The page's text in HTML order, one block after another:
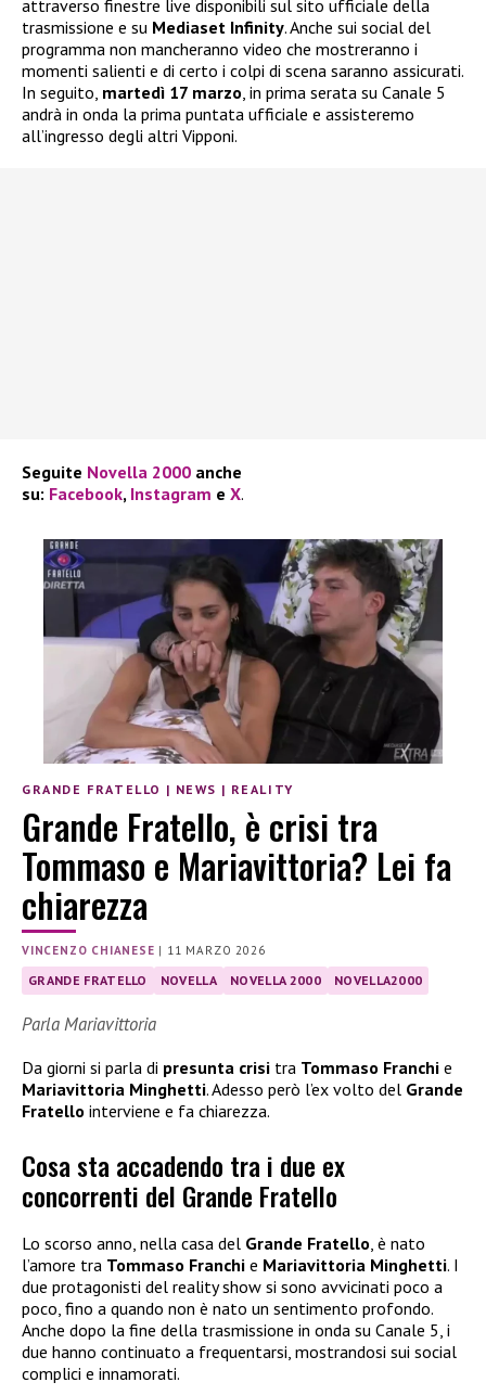
attraverso finestre live disponibili sul sito ufficiale della
trasmissione e su Mediaset Infinity. Anche sui social del
programma non mancheranno video che mostreranno i
momenti salienti e di certo i colpi di scena saranno assicurati.
In seguito, martedì 17 marzo , in prima serata su Canale 5
andrà in onda la prima puntata ufficiale e assisteremo
all’ingresso degli altri Vipponi.
Seguite Novella 2000 anche
su: Facebook, Instagram e X.
GRANDE FRATELLO | NEWS | REALITY
Grande Fratello, è crisi tra
Tommaso e Mariavittoria? Lei fa
chiarezza
VINCENZO CHIANESE | 11 MARZO 2026
GRANDE FRATELLO NOVELLA NOVELLA 2000 NOVELLA2000
Parla Mariavittoria
Da giorni si parla di presunta crisi tra Tommaso Franchi e
Mariavittoria Minghetti. Adesso però l’ex volto del Grande
Fratello interviene e fa chiarezza.
Cosa sta accadendo tra i due ex
concorrenti del Grande Fratello
Lo scorso anno, nella casa del Grande Fratello, è nato
l’amore tra Tommaso Franchi e Mariavittoria Minghetti. I
due protagonisti del reality show si sono avvicinati poco a
poco, fino a quando non è nato un sentimento profondo.
Anche dopo la fine della trasmissione in onda su Canale 5, i
due hanno continuato a frequentarsi, mostrandosi sui social
complici e innamorati.